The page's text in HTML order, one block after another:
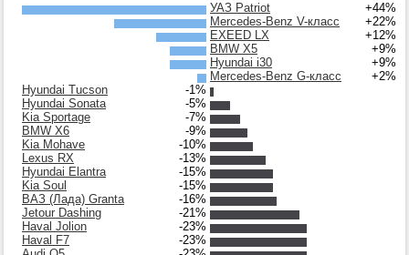
УАЗ Patriot
+44%
Mercedes-Benz V-класс
+22%
EXEED LX
+12%
BMW X5
+9%
Hyundai i30
+9%
Mercedes-Benz G-класс
+2%
Hyundai Tucson
-1%
Hyundai Sonata
-5%
Kia Sportage
-7%
BMW X6
-9%
Kia Mohave
-10%
Lexus RX
-13%
Hyundai Elantra
-15%
Kia Soul
-15%
ВАЗ (Лада) Granta
-16%
Jetour Dashing
-21%
Haval Jolion
-23%
Haval F7
-23%